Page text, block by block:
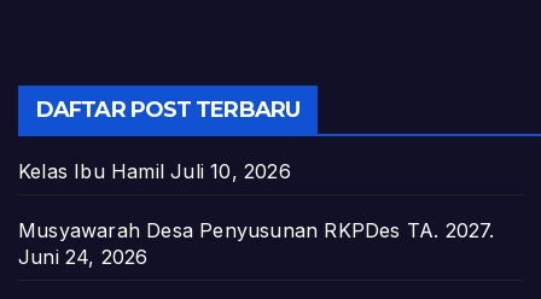
DAFTAR POST TERBARU
Kelas Ibu Hamil Juli 10, 2026
Musyawarah Desa Penyusunan RKPDes TA. 2027.
Juni 24, 2026